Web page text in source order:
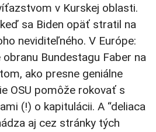
v Kurskej oblasti.
sa Biden opäť stratil na
neviditeľného. V Európe:
Bundestagu Faber na
ako presne geniálne
OSU pomôže rokovať s
(!) o kapitulácii. A “deliaca
aj cez stránky tých